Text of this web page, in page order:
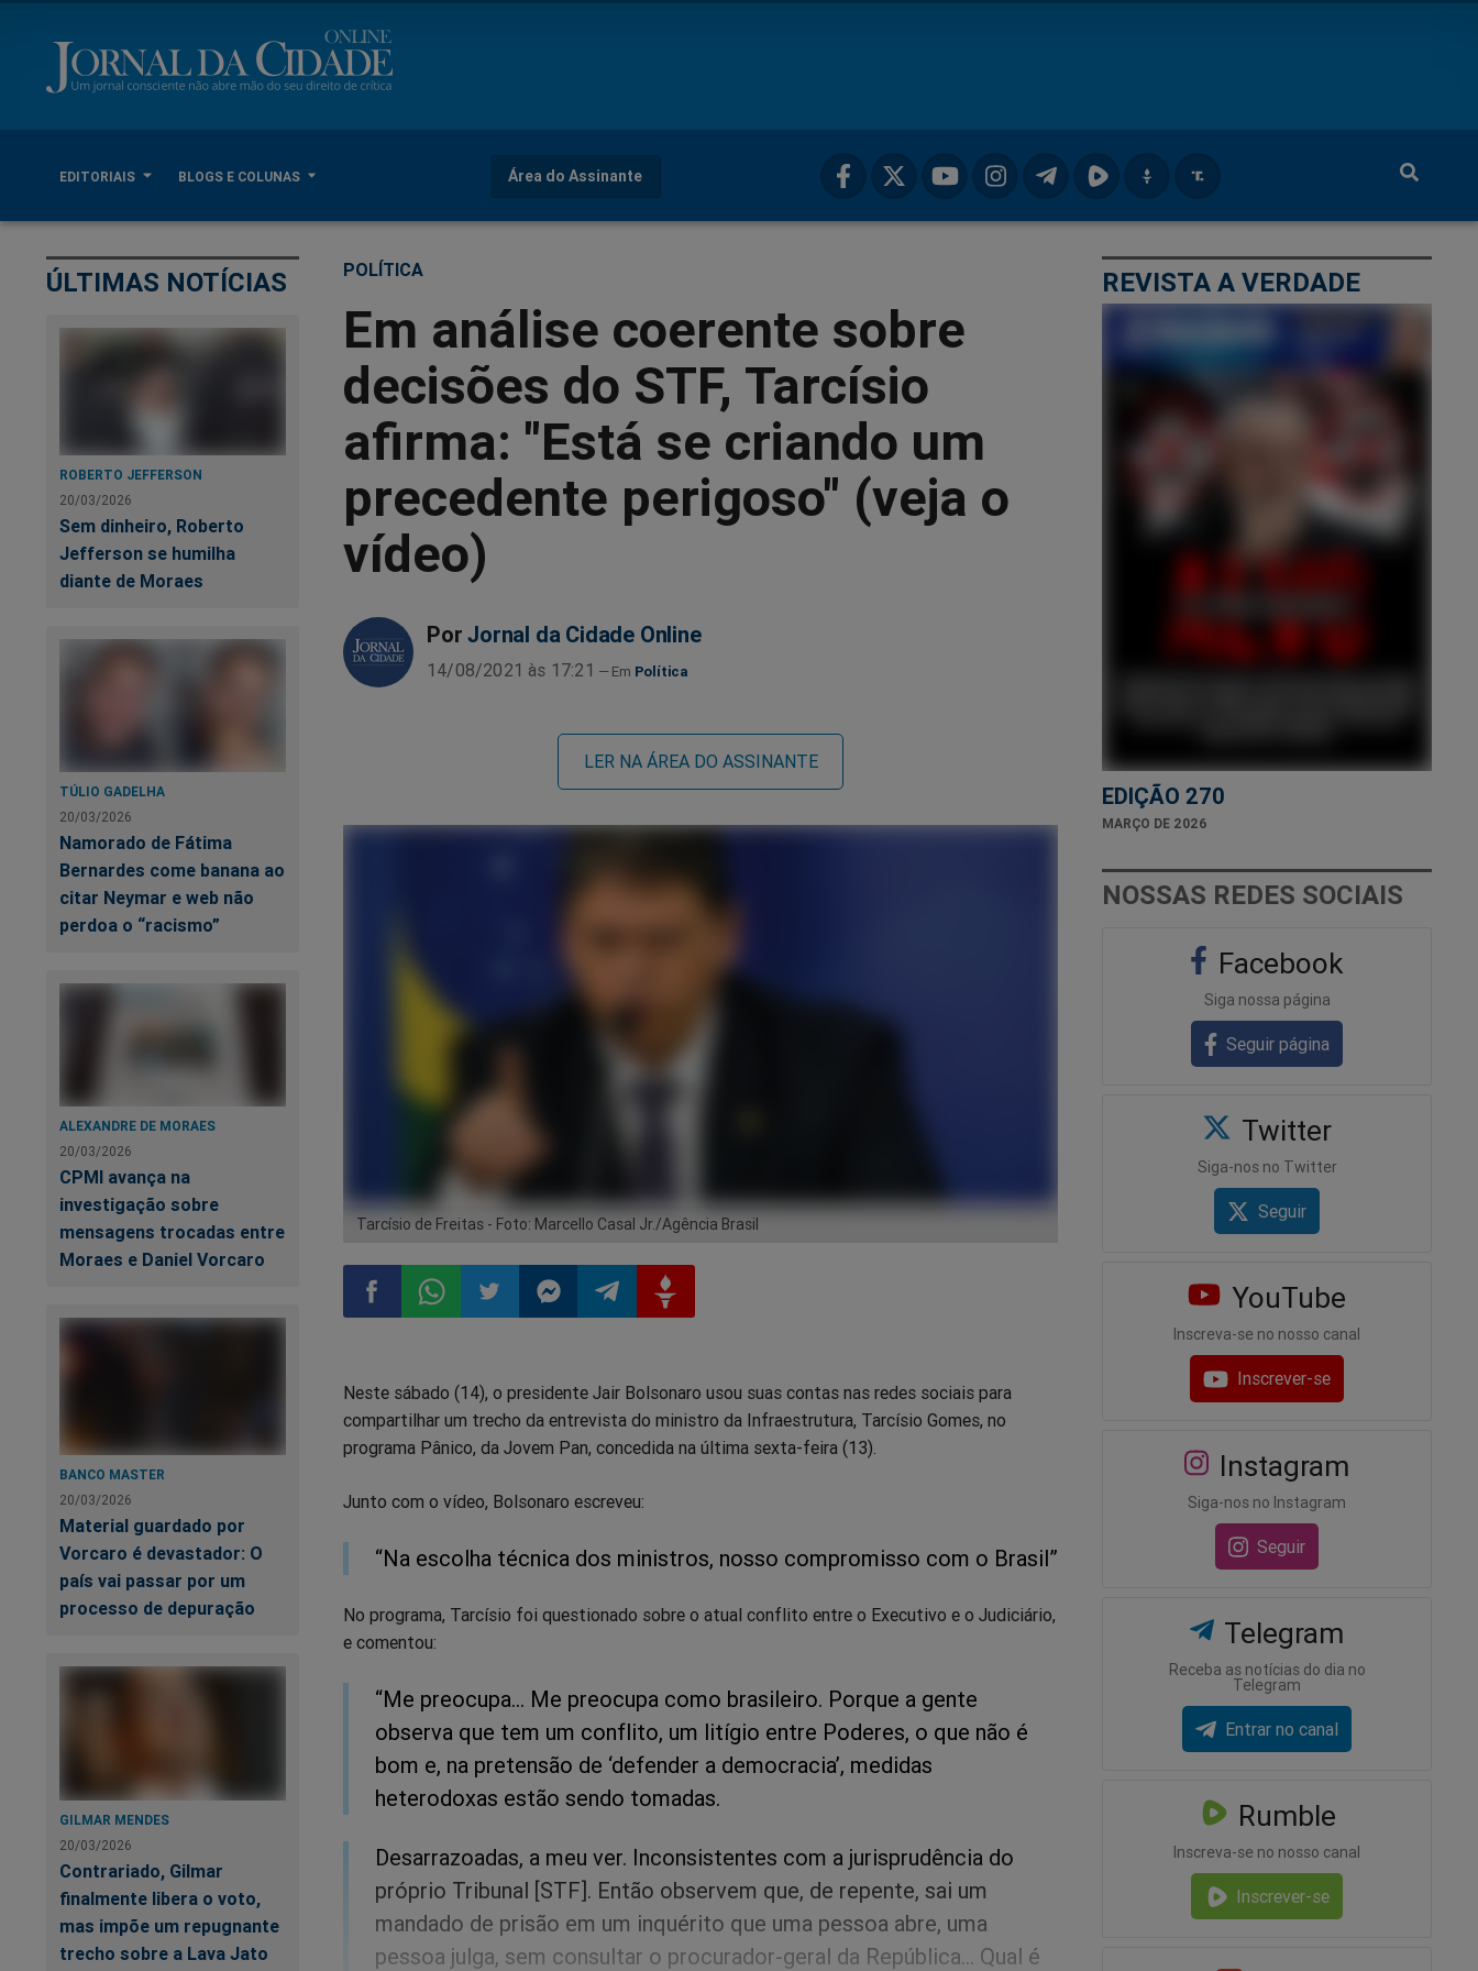
EDITORIAIS BLOGS E COLUNAS Área do Assinante
ÚLTIMAS NOTÍCIAS
ROBERTO JEFFERSON
20/03/2026
Sem dinheiro, Roberto
Jefferson se humilha
diante de Moraes
TÚLIO GADELHA
20/03/2026
Namorado de Fátima
Bernardes come banana ao
citar Neymar e web não
perdoa o “racismo”
ALEXANDRE DE MORAES
20/03/2026
CPMI avança na
investigação sobre
mensagens trocadas entre
Moraes e Daniel Vorcaro
BANCO MASTER
20/03/2026
Material guardado por
Vorcaro é devastador: O
país vai passar por um
processo de depuração
GILMAR MENDES
20/03/2026
Contrariado, Gilmar
finalmente libera o voto,
mas impõe um repugnante
trecho sobre a Lava Jato
POLÍTICA
Em análise coerente sobre
decisões do STF, Tarcísio
afirma: "Está se criando um
precedente perigoso" (veja o
vídeo)
Por Jornal da Cidade Online
14/08/2021 às 17:21 Política
LER NA ÁREA DO ASSINANTE
Tarcísio de Freitas - Foto: Marcello Casal Jr./Agência Brasil
no
Facebook
no
Whatsapp
no
Twitter
no
Messenger
no
Telegram
no
Gettr
Neste sábado (14), o presidente Jair Bolsonaro usou suas contas nas redes sociais para
compartilhar um trecho da entrevista do ministro da Infraestrutura, Tarcísio Gomes, no
programa Pânico, da Jovem Pan, concedida na última sexta-feira (13).
Junto com o vídeo, Bolsonaro escreveu:
“Na escolha técnica dos ministros, nosso compromisso com o Brasil”
No programa, Tarcísio foi questionado sobre o atual conflito entre o Executivo e o Judiciário,
e comentou:
“Me preocupa... Me preocupa como brasileiro. Porque a gente
observa que tem um conflito, um litígio entre Poderes, o que não é
bom e, na pretensão de ‘defender a democracia’, medidas
heterodoxas estão sendo tomadas.
Desarrazoadas, a meu ver. Inconsistentes com a jurisprudência do
próprio Tribunal [STF]. Então observem que, de repente, sai um
mandado de prisão em um inquérito que uma pessoa abre, uma
pessoa julga, sem consultar o procurador-geral da República... Qual é
REVISTA A VERDADE
EDIÇÃO 270
MARÇO DE 2026
NOSSAS REDES SOCIAIS
Facebook
Siga nossa página
Seguir página
Twitter
Siga-nos no Twitter
Seguir
YouTube
Inscreva-se no nosso canal
Inscrever-se
Instagram
Siga-nos no Instagram
Seguir
Telegram
Receba as notícias do dia no
Telegram
Entrar no canal
Rumble
Inscreva-se no nosso canal
Inscrever-se